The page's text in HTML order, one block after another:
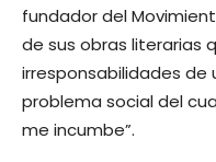
fundador del
de sus obras literarias
irresponsabilidades de
problema social del
me incumbe”.